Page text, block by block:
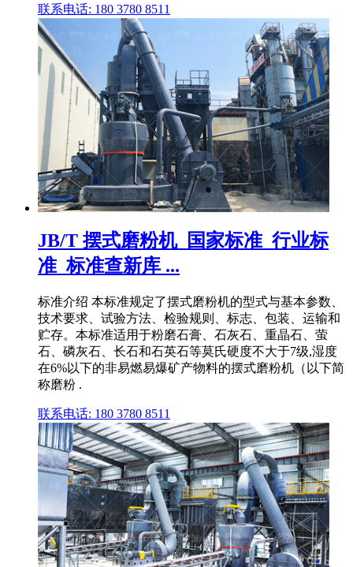
联系电话: 180 3780 8511
JB/T 摆式磨粉机_国家标准_行业标
准_标准查新库 ...
标准介绍 本标准规定了摆式磨粉机的型式与基本参数、
技术要求、试验方法、检验规则、标志、包装、运输和
贮存。本标准适用于粉磨石膏、石灰石、重晶石、萤
石、磷灰石、长石和石英石等莫氏硬度不大于7级,湿度
在6%以下的非易燃易爆矿产物料的摆式磨粉机（以下简
称磨粉 .
联系电话: 180 3780 8511